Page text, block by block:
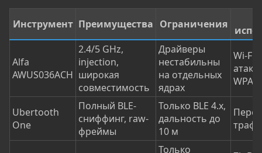
Инструмент Преимущества Ограничения
Alfa
AWUS036ACH
2.4/5 GHz,
injection,
широкая
совместимость
Драйверы
нестабильны
на отдельных
ядрах
Wi-Fi
атаки
Ubertooth
One
Полный BLE-
сниффинг, raw-
фреймы
Только BLE 4.x,
дальность до
10 м
Только